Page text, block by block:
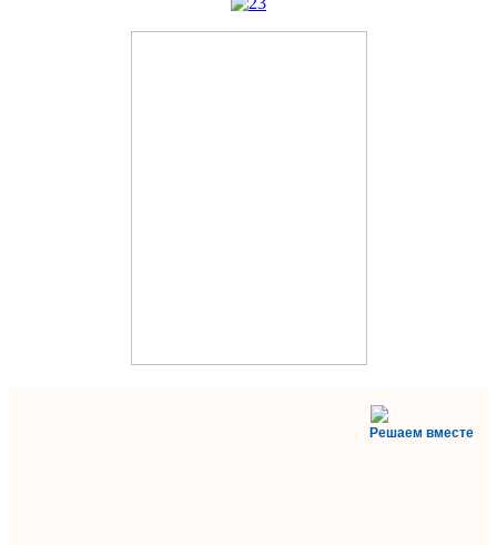
Решаем вместе